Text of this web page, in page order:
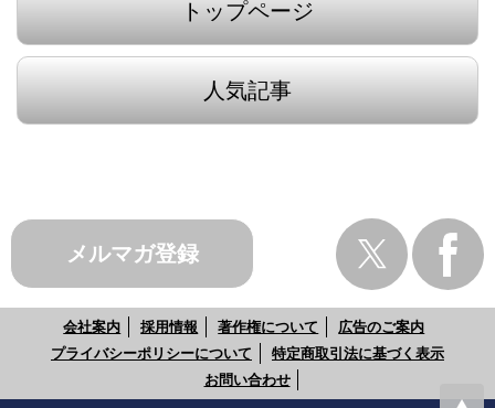
トップページ
人気記事
メルマガ登録
会社案内 採用情報 著作権について
広告のご案内
プライバシーポリシーについて
特定商取引法に基づく表示
お問い合わせ